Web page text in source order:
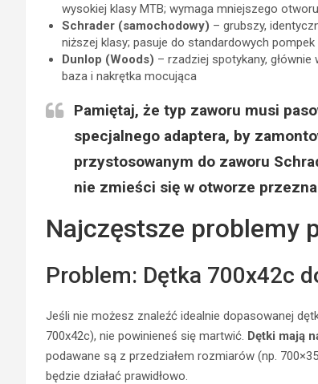
wysokiej klasy MTB; wymaga mniejszego
Schrader (samochodowy) – grubszy,
niższej klasy; pasuje do standardowych
Dunlop (Woods) – rzadziej spotykany,
baza i nakrętka mocująca
Pamiętaj, że typ zaworu musi
specjalnego adaptera, by
przystosowanym do zaworu
nie zmieści się w otworze
Najczęstsze problemy
Problem: Dętka 700x42c
Jeśli nie możesz znaleźć idealnie dopasowanej
700x42c), nie powinieneś się martwić. Dętki mają
podawane są z przedziałem rozmiarów (np.
będzie działać prawidłowo.